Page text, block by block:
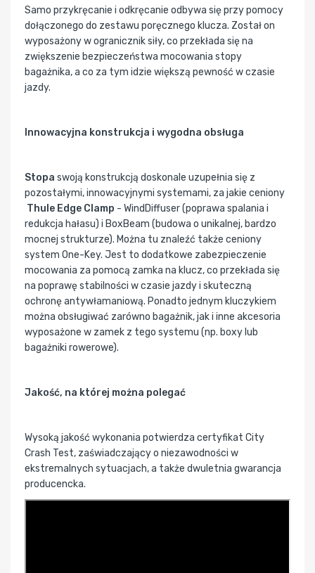
Samo przykręcanie i odkręcanie odbywa się przy pomocy
dołączonego do zestawu poręcznego klucza. Został on
wyposażony w ogranicznik siły, co przekłada się na
zwiększenie bezpieczeństwa mocowania stopy
bagażnika, a co za tym idzie większą pewność w czasie
jazdy.
Innowacyjna konstrukcja i wygodna obsługa
Stopa swoją konstrukcją doskonale uzupełnia się z
pozostałymi, innowacyjnymi systemami, za jakie ceniony
Thule Edge Clamp - WindDiffuser (poprawa spalania i
redukcja hałasu) i BoxBeam (budowa o unikalnej, bardzo
mocnej strukturze). Można tu znaleźć także ceniony
system One-Key. Jest to dodatkowe zabezpieczenie
mocowania za pomocą zamka na klucz, co przekłada się
na poprawę stabilności w czasie jazdy i skuteczną
ochronę antywłamaniową. Ponadto jednym kluczykiem
można obsługiwać zarówno bagażnik, jak i inne akcesoria
wyposażone w zamek z tego systemu (np. boxy lub
bagażniki rowerowe).
Jakość, na której można polegać
Wysoką jakość wykonania potwierdza certyfikat City
Crash Test, zaświadczający o niezawodności w
ekstremalnych sytuacjach, a także dwuletnia gwarancja
producencka.